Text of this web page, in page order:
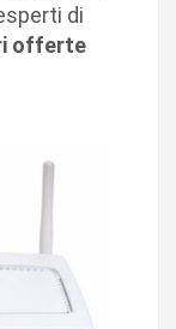
di
offerte